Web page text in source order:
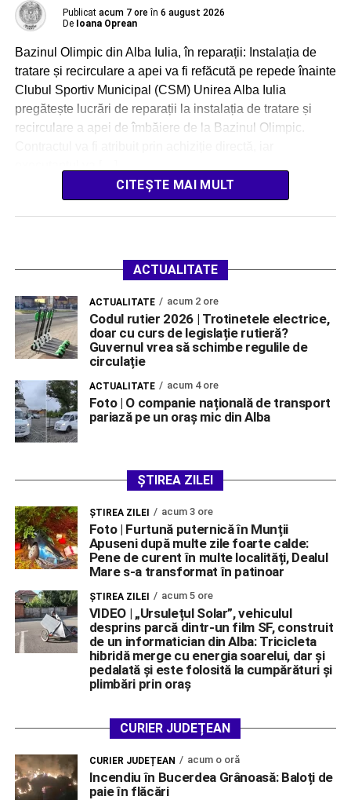
Publicat acum 7 ore în 6 august 2026
De Ioana Oprean
Bazinul Olimpic din Alba Iulia, în reparații: Instalația de
tratare și recirculare a apei va fi refăcută pe repede înainte
Clubul Sportiv Municipal (CSM) Unirea Alba Iulia
pregătește lucrări de reparații la instalația de tratare și
recirculare a apei de îmbăiere de la Bazinul Olimpic.
CITEȘTE MAI MULT
ACTUALITATE
ACTUALITATE acum 2 ore
Codul rutier 2026 | Trotinetele electrice,
doar cu curs de legislație rutieră?
Guvernul vrea să schimbe regulile de
circulație
ACTUALITATE acum 4 ore
Foto | O companie națională de transport
pariază pe un oraș mic din Alba
ȘTIREA ZILEI
ŞTIREA ZILEI acum 3 ore
Foto | Furtună puternică în Munții
Apuseni după multe zile foarte calde:
Pene de curent în multe localități, Dealul
Mare s-a transformat în patinoar
ŞTIREA ZILEI acum 5 ore
VIDEO | „Ursulețul Solar”, vehiculul
desprins parcă dintr-un film SF, construit
de un informatician din Alba: Tricicleta
hibridă merge cu energia soarelui, dar și
pedalată și este folosită la cumpărături și
plimbări prin oraș
CURIER JUDEȚEAN
CURIER JUDEȚEAN acum o oră
Incendiu în Bucerdea Grânoasă: Baloți de
paie în flăcări